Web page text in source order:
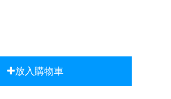
放入購物車